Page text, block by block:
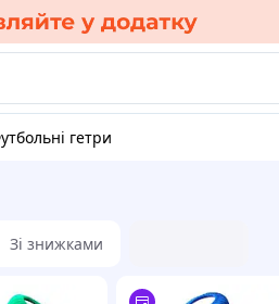
Футбольні гетри
Зі знижками